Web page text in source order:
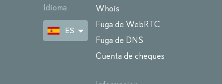
Idioma
ES
Whois
Fuga de WebRTC
Fuga de DNS
Cuenta de cheques